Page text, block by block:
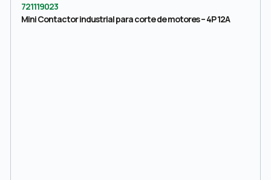
721119023
Mini Contactor industrial para corte de motores – 4P 12A